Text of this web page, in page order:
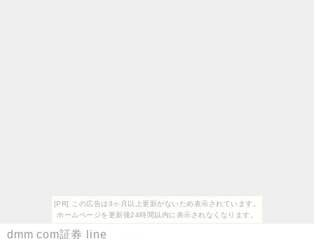
[PR] この広告は3ヶ月以上更新がないため表示されています。
ホームページを更新後24時間以内に表示されなくなります。
dmm com証券 line